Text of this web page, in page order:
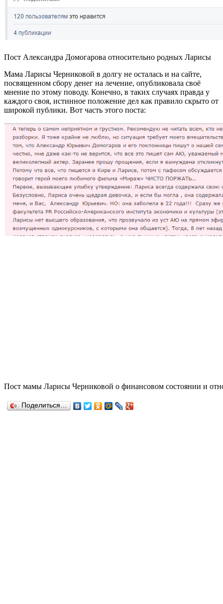
Пост Александра Домогарова относительно родных Ларисы
Мама Ларисы Черниковой в долгу не осталась и на сайте,
посвященном сбору денег на лечение, опубликовала своё
мнение по этому поводу. Конечно, в таких случаях правда у
каждого своя, истинное положение дел как правило скрыто от
широкой публики. Вот часть этого поста:
Пост мамы Ларисы Черниковой о финансовом состоянии и
Поделиться…